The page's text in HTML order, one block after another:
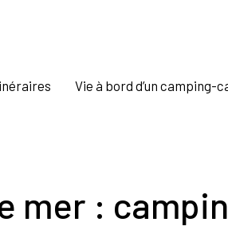
Vie à bord d’un camping-
mer :